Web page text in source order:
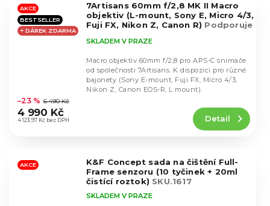
hvězdiček.
AKCE
BESTSELLER
+ DÁREK ZDARMA
7Artisans 60mm f/2,8 MK II Macro
objektiv (L-mount, Sony E, Micro 4/3,
Fuji FX, Nikon Z, Canon R) Podporuje
přiblížení 1:1
hodnocení
produktu
je
hvězdiček.
SKLADEM V PRAZE
4 123,97 Kč bez DPH
–23 % 6 490 Kč
4 990 Kč Detail
Macro objektiv 60mm f/2,8 pro APS-C snímače
od společnosti 7Artisans. K dispozici pro různé
bajonety (Sony E-mount, Fuji FX, Micro 4/3,
Nikon Z, Canon EOS-R, L mount).
AKCE
K&F Concept sada na čištění Full-
Frame senzoru (10 tyčinek + 20ml
čistící roztok) SKU.1617
SKLADEM V PRAZE